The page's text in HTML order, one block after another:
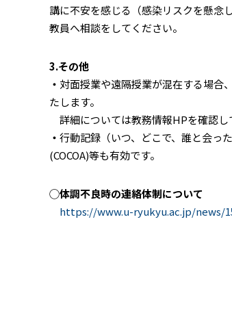
講に不安を感じる（感染リスクを懸念
教員へ相談をしてください。
3.その他
・ 対面授業や遠隔授業が混在する場合
たします。
詳細については教務情報HPを確認し
・ 行動記録（いつ、どこで、誰と会っ
(COCOA)等も有効です。
◯体調不良時の連絡体制について
https://www.u-ryukyu.ac.jp/news/